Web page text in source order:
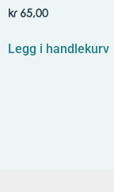
kr65,00
Legg i handlekurv